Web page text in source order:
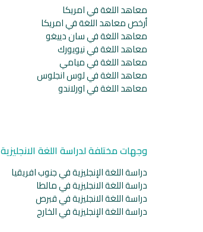
معاهد اللغة في امريكا
أرخص معاهد اللغة في امريكا
معاهد اللغة في سان دييغو
معاهد اللغة في نيويورك
معاهد اللغة في ميامي
معاهد اللغة في لوس انجلوس
معاهد اللغة في اورلاندو
وجهات مختلفة لدراسة اللغة الانجليزية
دراسة اللغة الإنجليزية في جنوب افريقيا
دراسة اللغة الانجليزية في مالطا
دراسة اللغة الانجليزية في قبرص
دراسة اللغة الإنجليزية في الخارج